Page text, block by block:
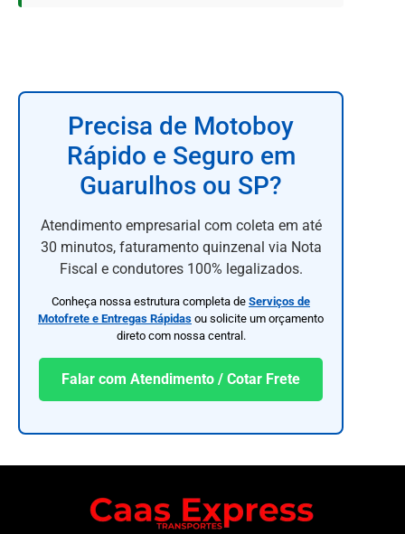
Precisa de Motoboy
Rápido e Seguro em
Guarulhos ou SP?
Atendimento empresarial com coleta em até
30 minutos, faturamento quinzenal via Nota
Fiscal e condutores 100% legalizados.
Conheça nossa estrutura completa de Serviços de
Motofrete e Entregas Rápidas ou solicite um orçamento
direto com nossa central.
Falar com Atendimento / Cotar Frete